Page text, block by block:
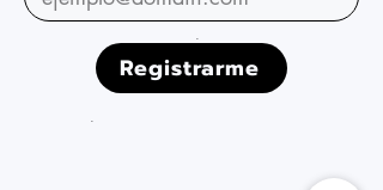
.
Registrarme
.